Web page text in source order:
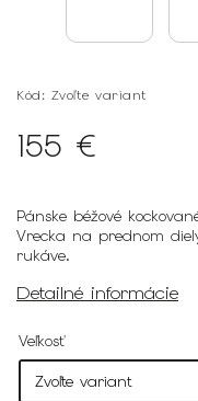
Kód: Zvoľte variant
155 €
Pánske béžové
Vrecka na prednom
rukáve.
Detailné informácie
Veľkosť